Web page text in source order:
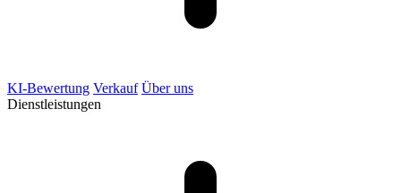
KI-Bewertung Verkauf Über uns
Dienstleistungen